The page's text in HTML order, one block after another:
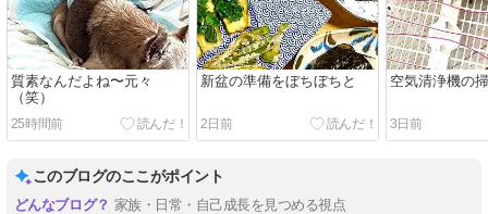
質素なんだよね〜元々
（笑）
25時間前
新盆の準備をぼちぼちと
2日前
空気清浄機の
3日前
このブログのここがポイント
家族・日常・自己成長を見つめる視点